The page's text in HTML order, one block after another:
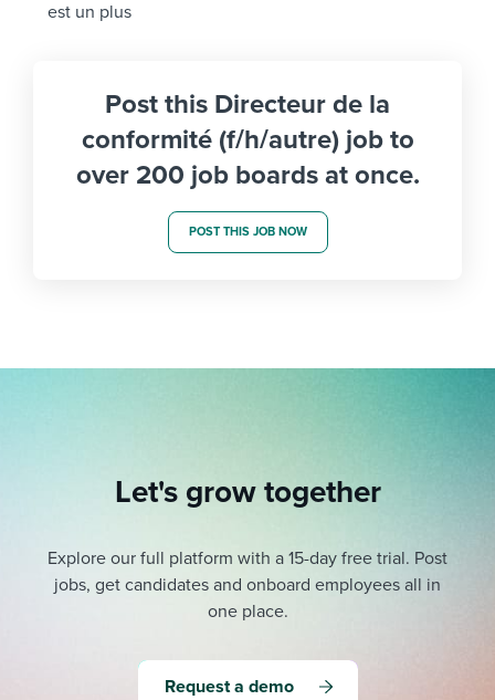
est un plus
Post this Directeur de la
conformité (f/h/autre) job to
over 200 job boards at once.
POST THIS JOB NOW
Let's grow together
Explore our full platform with a 15-day free trial. Post
jobs, get candidates and onboard employees all in
one place.
Request a demo